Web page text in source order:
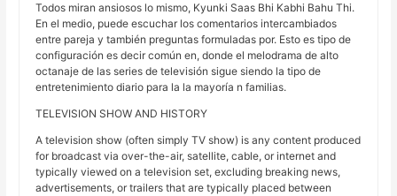
Todos miran ansiosos lo mismo, Kyunki Saas Bhi Kabhi Bahu Thi.
En el medio, puede escuchar los comentarios intercambiados
entre pareja y también preguntas formuladas por. Esto es tipo de
configuración es decir común en, donde el melodrama de alto
octanaje de las series de televisión sigue siendo la tipo de
entretenimiento diario para la la mayoría n familias.
TELEVISION SHOW AND HISTORY
A television show (often simply TV show) is any content produced
for broadcast via over-the-air, satellite, cable, or internet and
typically viewed on a television set, excluding breaking news,
advertisements, or trailers that are typically placed between